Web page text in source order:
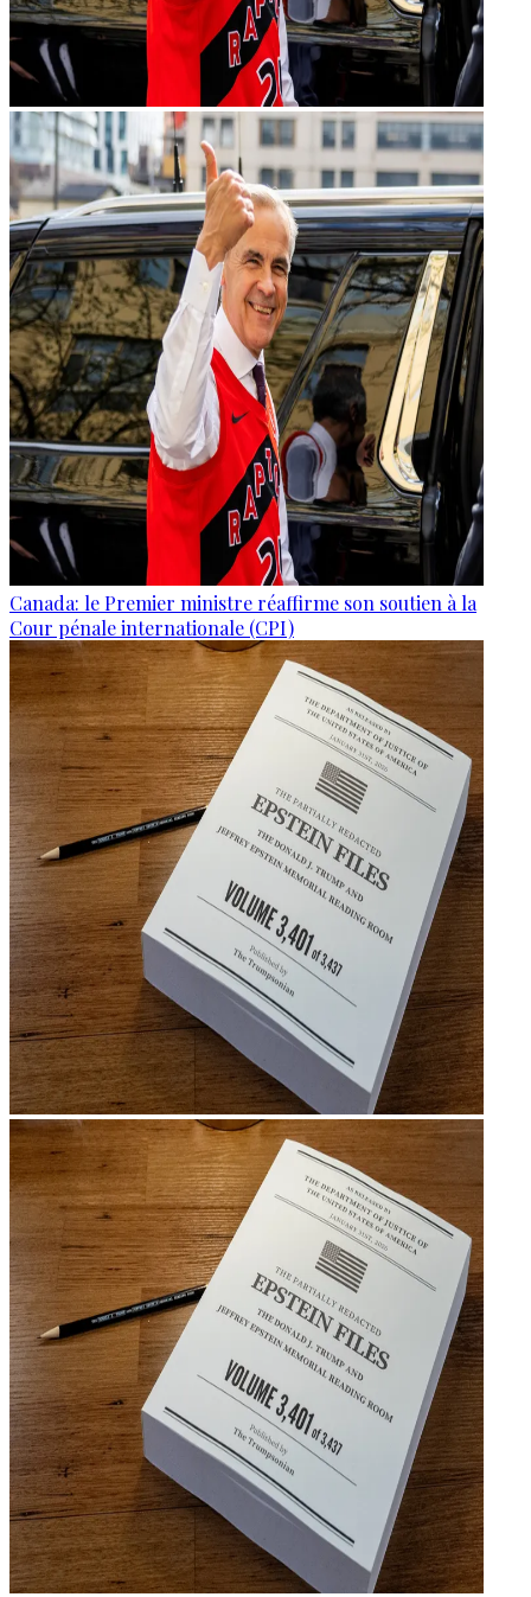
Canada: le Premier ministre réaffirme son soutien à la
Cour pénale internationale (CPI)